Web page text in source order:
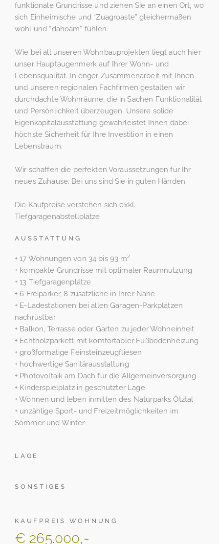
funktionale Grundrisse und ziehen Sie an einen Ort, wo
sich Einheimische und “Zuagroaste” gleichermaßen
wohl und “dahoam” fühlen.
Wie bei all unseren Wohnbauprojekten liegt auch hier
unser Hauptaugenmerk auf Ihrer Wohn- und
Lebensqualität. In enger Zusammenarbeit mit Ihnen
und unseren regionalen Fachfirmen gestalten wir
durchdachte Wohnräume, die in Sachen Funktionalität
und Persönlichkeit überzeugen. Unsere solide
Eigenkapitalausstattung gewährleistet Ihnen dabei
höchste Sicherheit für Ihre Investition in einen
Lebenstraum.
Wir schaffen die perfekten Voraussetzungen für Ihr
neues Zuhause. Bei uns sind Sie in guten Händen.
Die Kaufpreise verstehen sich exkl.
Tiefgaragenabstellplätze.
AUSSTATTUNG
+ 17 Wohnungen von 34 bis 93 m²
+ kompakte Grundrisse mit optimaler Raumnutzung
+ 13 Tiefgaragenplätze
+ 6 Freiparker, 8 zusätzliche in Ihrer Nähe
+ E-Ladestationen bei allen Garagen-Parkplätzen
nachrüstbar
+ Balkon, Terrasse oder Garten zu jeder Wohneinheit
+ Echtholzparkett mit komfortabler Fußbodenheizung
+ großformatige Feinsteinzeugfliesen
+ hochwertige Sanitärausstattung
+ Photovoltaik am Dach für die Allgemeinversorgung
+ Kinderspielplatz in geschützter Lage
+ Wohnen und leben inmitten des Naturparks Ötztal
+ unzählige Sport- und Freizeitmöglichkeiten im
Sommer und Winter
LAGE
SONSTIGES
KAUFPREIS WOHNUNG
€ 265.000,-